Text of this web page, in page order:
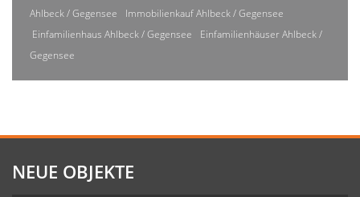
Ahlbeck / Gegensee
Immobilienkauf Ahlbeck / Gegensee
Einfamilienhaus Ahlbeck / Gegensee
Einfamilienhäuser Ahlbeck /
Gegensee
NEUE OBJEKTE